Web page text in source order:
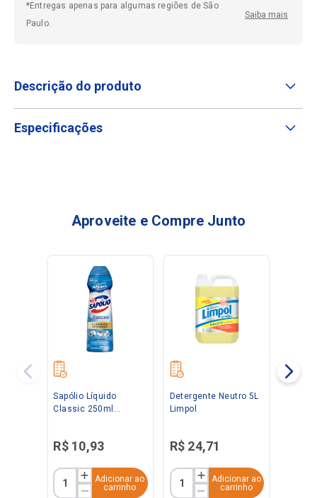
*Entregas apenas para algumas regiões de São
Paulo.
Saiba mais
Descrição do produto
Especificações
Aproveite e Compre Junto
Sapólio Líquido
Classic 250ml
R$ 10,93
Adicionar ao
carrinho
Detergente Neutro 5L
Limpol
R$ 24,71
Adicionar ao
carrinho